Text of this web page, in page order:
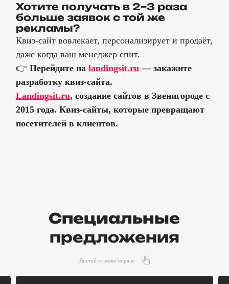
Хотите получать в 2–3 раза
больше заявок с той же
рекламы?
Квиз-сайт вовлекает, персонализирует и продаёт,
даже когда ваш менеджер спит.
👉 Перейдите на landingsit.ru— закажите
разработку квиз-сайта.
Landingsit.ru, создание сайтов в Звенигороде с
2015 года. Квиз-сайты, которые превращают
посетителей в клиентов.
Специальные
предложения
Листайте влево/вправо